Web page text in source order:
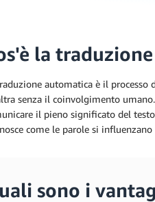
la
automatica è il processo
senza il coinvolgimento
il pieno significato del
come le parole si influenzano
sono i